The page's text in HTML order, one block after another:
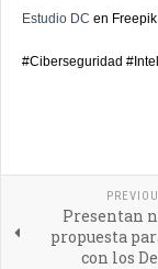
Estudio DC en Freepik
#Ciberseguridad
Presentan
propuesta
con los